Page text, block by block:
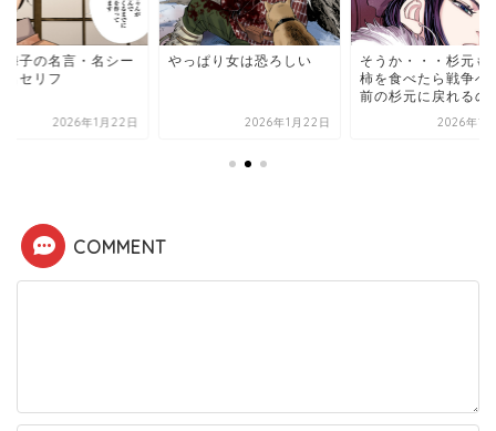
梅子の名言・名シー
名セリフ
2026年1月22日
やっぱり女は恐ろしい
2026年1月22日
そうか・・・杉元も
柿を食べたら戦争へ
前の杉元に戻れるの
2026年1
COMMENT